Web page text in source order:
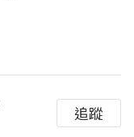
追蹤